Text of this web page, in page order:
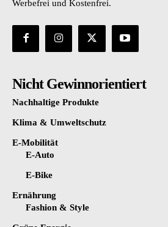
Werbefrei und Kostenfrei.
Nicht Gewinnorientiert
Nachhaltige Produkte
Klima & Umweltschutz
E-Mobilität
E-Auto
E-Bike
Ernährung
Fashion & Style